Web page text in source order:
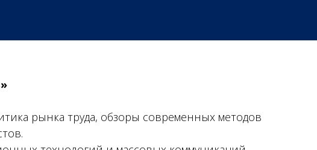
рынка труда, обзоры современных методов